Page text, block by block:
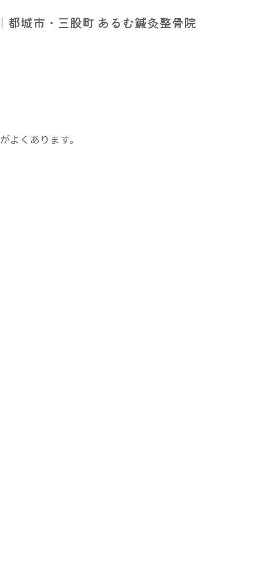
都城市・三股町 あるむ鍼灸整骨院
くあります。